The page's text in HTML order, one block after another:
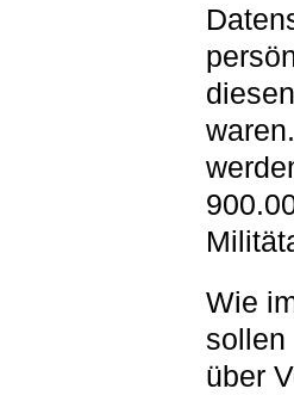
Wie
sollen
über